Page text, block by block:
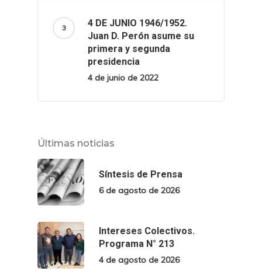
4 DE JUNIO 1946/1952.
Juan D. Perón asume su
primera y segunda
presidencia
4 de junio de 2022
Últimas noticias
Síntesis de Prensa
6 de agosto de 2026
Intereses Colectivos.
Programa N° 213
4 de agosto de 2026